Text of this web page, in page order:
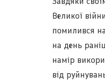
Великої
помилився
на день
намір
від